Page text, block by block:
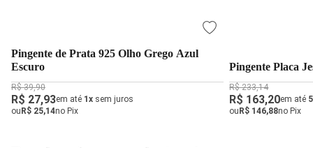
Pingente de Prata 925 Olho Grego Azul
Escuro
R$ 39,90
R$ 27,93em até 1x sem juros
ouR$ 25,14no Pix
Pingente Placa
R$ 233,14
R$ 163,20em até
ouR$ 146,88no Pix